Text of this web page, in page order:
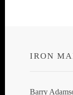
IRON
Barry